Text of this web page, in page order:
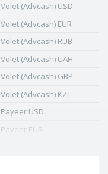
Volet (Advcash) USD
Volet (Advcash) EUR
Volet (Advcash) RUB
Volet (Advcash) UAH
Volet (Advcash) GBP
Volet (Advcash) KZT
Payeer USD
Payeer EUR